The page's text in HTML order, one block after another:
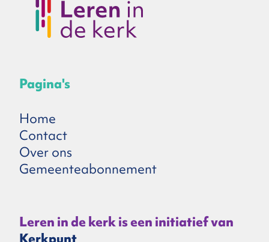
Pagina's
Home
Contact
Over ons
Gemeenteabonnement
Leren in de kerk is een initiatief van